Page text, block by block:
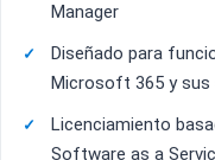
Manager
Diseñado para
Microsoft 365 y sus
Licenciamiento
Software as a